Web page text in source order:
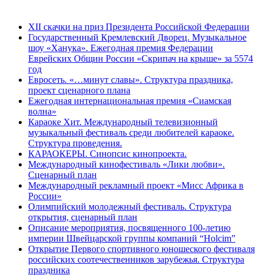
XII скачки на приз Президента Российской Федерации
Государственный Кремлевский Дворец. Музыкальное
шоу «Ханука». Ежегодная премия Федерации
Еврейских Общин России «Скрипач на крыше» за 5574
год
Евросеть. «…минут славы». Структура праздника,
проект сценарного плана
Ежегодная интернациональная премия «Сиамская
волна»
Караоке Хит. Международный телевизионный
музыкальный фестиваль среди любителей караоке.
Структура проведения.
КАРАОКЕРЫ. Синопсис кинопроекта.
Международный кинофестиваль «Лики любви».
Сценарный план
Международный рекламный проект «Мисс Африка в
России»
Олимпийский молодежный фестиваль. Структура
открытия, сценарный план
Описание мероприятия, посвященного 100-летию
империи Швейцарской группы компаний “Holcim”
Открытие Первого спортивного юношеского фестиваля
российских соотечественников зарубежья. Структура
праздника